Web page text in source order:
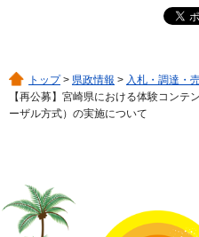
トップ> 県政情報 > 入札・調達・
【再公募】宮崎県における体験コン
ーザル方式）の実施について